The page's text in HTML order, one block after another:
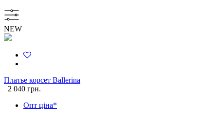
NEW
Платье корсет Ballerina
2 040 грн.
Опт ціна*